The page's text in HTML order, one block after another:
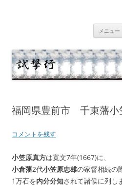
キ
ッ
プ
メニュー
福岡県豊前市 千束藩小
コメントを残す
小笠原真方は寛文7年(1667)に、
小倉藩2代小笠原忠雄の家督相続の
1万石を内分分知されて諸侯に列し